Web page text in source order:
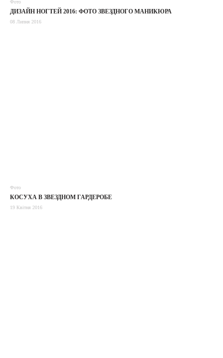
Фото
ДИЗАЙН НОГТЕЙ 2016: ФОТО ЗВЕЗДНОГО МАНИКЮРА
08 Липня 2016
Фото
КОСУХА В ЗВЕЗДНОМ ГАРДЕРОБЕ
19 Квітня 2016